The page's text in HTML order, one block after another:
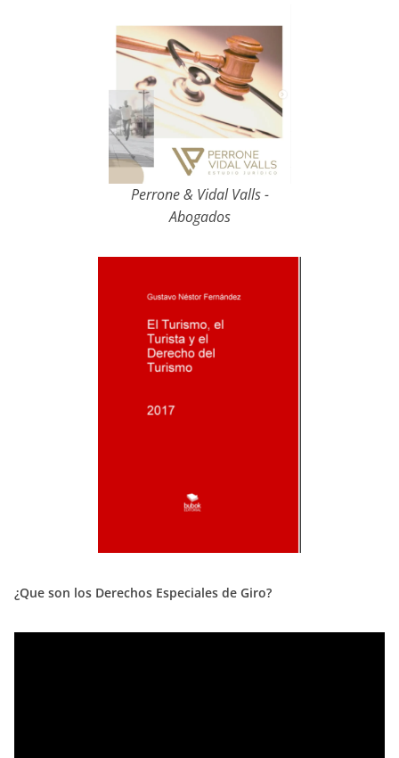
Perrone & Vidal Valls -
Abogados
¿Que son los Derechos Especiales de Giro?